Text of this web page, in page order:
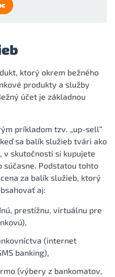
ktorý okrem bežného
produkty a služby
účet je základnou
príkladom tzv. „up-sell“
sa balík služieb tvári ako
v skutočnosti si kupujete
súčasne. Podstatou tohto
za balík služieb, ktorý
aj:
prestížnu, virtuálnu pre
(internet
banking),
(výbery z bankomatov,